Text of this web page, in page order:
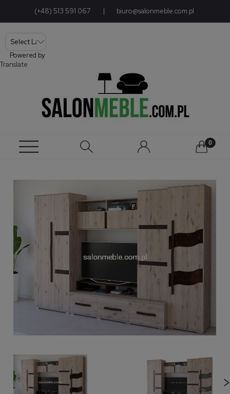
(+48) 513 591 067 | biuro@salonmeble.com.pl
Powered by
Translate